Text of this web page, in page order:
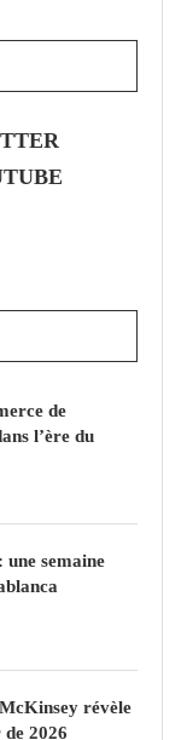
de
l’ère du
semaine
révèle
2026